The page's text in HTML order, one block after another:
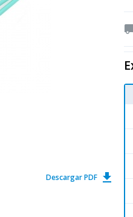
Descargar PDF get_app